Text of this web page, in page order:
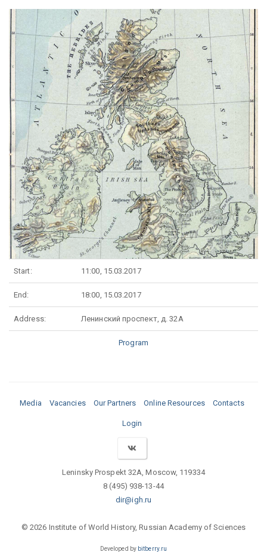
Start: 11:00, 15.03.2017
End: 18:00, 15.03.2017
Address: Ленинский проспект, д. 32А
Program
Media Vacancies Our Partners Online Resources Contacts
Login
Leninsky Prospekt 32A, Moscow, 119334
8 (495) 938-13-44
dir@igh.ru
© 2026 Institute of World History, Russian Academy of Sciences
Developed by bitberry.ru